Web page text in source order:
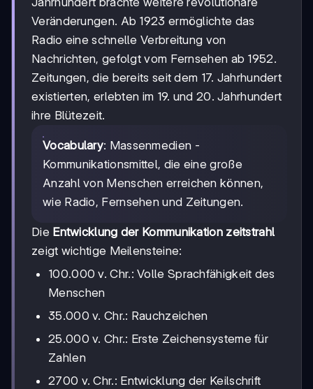
Veränderungen. Ab 1923 ermöglichte das
Radio eine schnelle Verbreitung von
Nachrichten, gefolgt vom Fernsehen ab 1952.
Zeitungen, die bereits seit dem 17. Jahrhundert
existierten, erlebten im 19. und 20. Jahrhundert
ihre Blütezeit.
Vocabulary: Massenmedien -
Kommunikationsmittel, die eine große
Anzahl von Menschen erreichen können,
wie Radio, Fernsehen und Zeitungen.
Die Entwicklung der Kommunikation zeitstrahl
zeigt wichtige Meilensteine:
100.000 v. Chr.: Volle Sprachfähigkeit des
Menschen
35.000 v. Chr.: Rauchzeichen
25.000 v. Chr.: Erste Zeichensysteme für
Zahlen
2700 v. Chr.: Entwicklung der Keilschrift